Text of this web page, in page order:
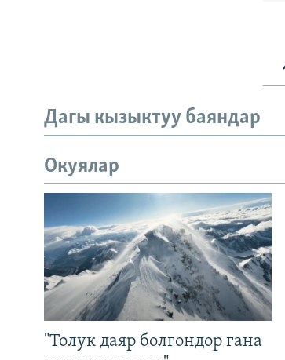
Дагы кызыктуу баяндар
Окуялар
"Толук даяр болгондор гана